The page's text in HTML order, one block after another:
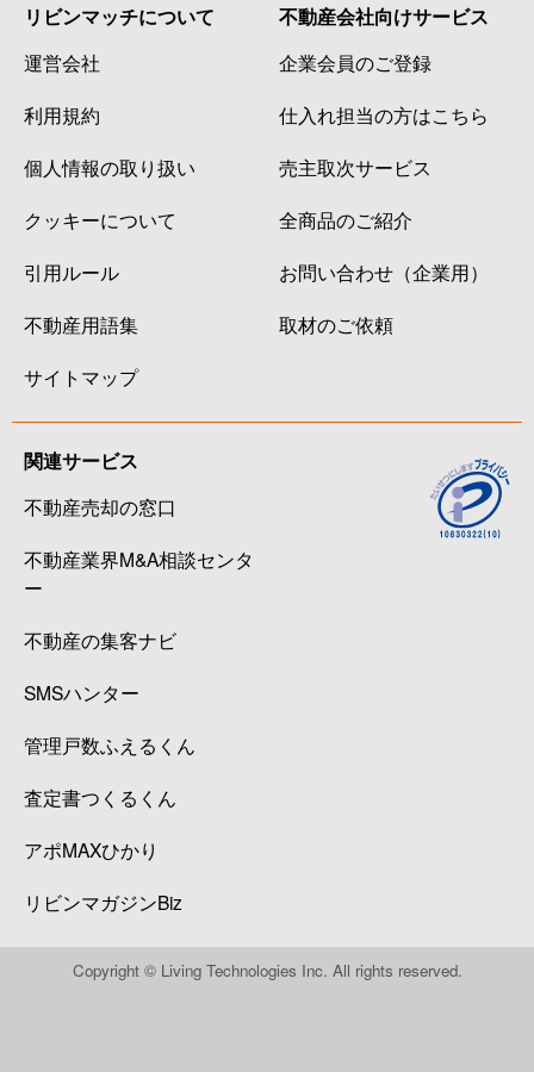
リビンマッチについて
運営会社
利用規約
個人情報の取り扱い
クッキーについて
引用ルール
不動産用語集
サイトマップ
不動産会社向けサービス
企業会員のご登録
仕入れ担当の方はこちら
売主取次サービス
全商品のご紹介
お問い合わせ（企業用）
取材のご依頼
関連サービス
不動産売却の窓口
不動産業界M&A相談センタ
ー
不動産の集客ナビ
SMSハンター
管理戸数ふえるくん
査定書つくるくん
アポMAXひかり
リビンマガジンBiz
Copyright © Living Technologies Inc. All rights reserved.